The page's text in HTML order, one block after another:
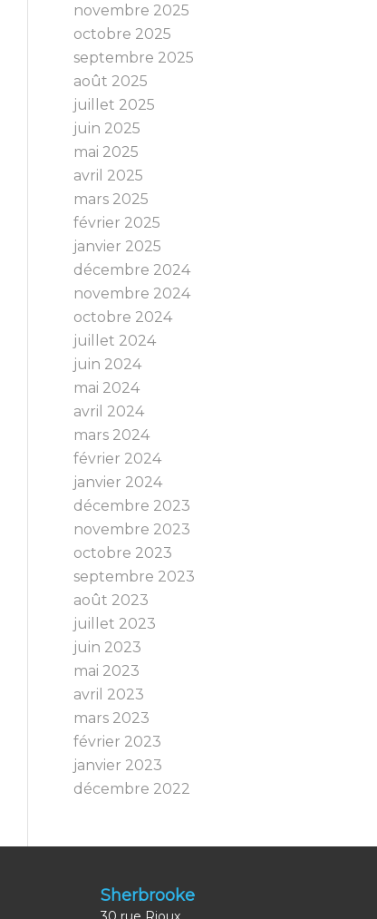
novembre 2025
octobre 2025
septembre 2025
août 2025
juillet 2025
juin 2025
mai 2025
avril 2025
mars 2025
février 2025
janvier 2025
décembre 2024
novembre 2024
octobre 2024
juillet 2024
juin 2024
mai 2024
avril 2024
mars 2024
février 2024
janvier 2024
décembre 2023
novembre 2023
octobre 2023
septembre 2023
août 2023
juillet 2023
juin 2023
mai 2023
avril 2023
mars 2023
février 2023
janvier 2023
décembre 2022
Sherbrooke